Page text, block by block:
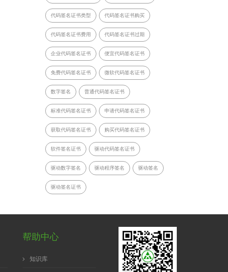
代码签名证书类型 代码签名证书购买
代码签名证书费用 代码签名证书过期
企业代码签名证书 便宜代码签名证书
免费代码签名证书 微软代码签名证书
数字签名 普通代码签名证书
标准代码签名证书 申请代码签名证书
获取代码签名证书 购买代码签名证书
软件签名证书 驱动代码签名证书
驱动数字签名 驱动程序签名 驱动签名
驱动签名证书
帮助中心
知识库